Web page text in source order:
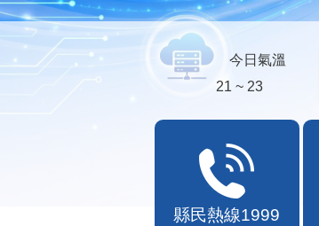
今日氣溫
21 ~ 23
縣民熱線1999